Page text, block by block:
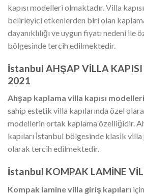
kapısı modelleri olmaktadır. Villa
belirleyici etkenlerden biri olan
dayanıklılığı ve uygun fiyatı nedeni ile
bölgesinde tercih edilmektedir.
İstanbul AHŞAP VİLLA KAPISI
2021
Ahşap kaplama villa kapısı modelleri
sahip estetik villa kapılarında özel
modellerin ortak kaplama özelliğidir.
kapıları İstanbul bölgesinde klasik
olarak tercih edilmektedir.
İstanbul KOMPAK LAMİNE
Kompak lamine villa giriş kapıları